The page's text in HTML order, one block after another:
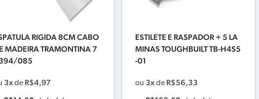
RIGIDA 8CM CABO
MADEIRA TRAMONTINA 7
085
3xde R$4,97
ESTILETE E RASPADOR + 5 LA
MINAS TOUGHBUILT TB-H4S5
-01
ou 3xde R$56,33